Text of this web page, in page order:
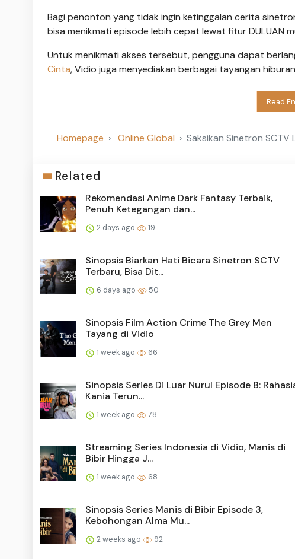
Bagi penonton yang tidak ingin ketinggalan cerita
bisa menikmati episode lebih cepat lewat fitur DULUAN
Untuk menikmati akses tersebut, pengguna dapat
Cinta, Vidio juga menyediakan berbagai tayangan
Read
Homepage Online Global Saksikan Sinetron SCTV
Related
Rekomendasi Anime Dark Fantasy Terbaik,
Penuh Ketegangan dan...
2 days ago 19
Sinopsis Biarkan Hati Bicara Sinetron SCTV
Terbaru, Bisa Dit...
6 days ago 50
Sinopsis Film Action Crime The Grey Men
Tayang di Vidio
1 week ago 66
Sinopsis Series Di Luar Nurul Episode 8:
Kania Terun...
1 week ago 78
Streaming Series Indonesia di Vidio, Manis di
Bibir Hingga J...
1 week ago 68
Sinopsis Series Manis di Bibir Episode 3,
Kebohongan Alma Mu...
2 weeks ago 92